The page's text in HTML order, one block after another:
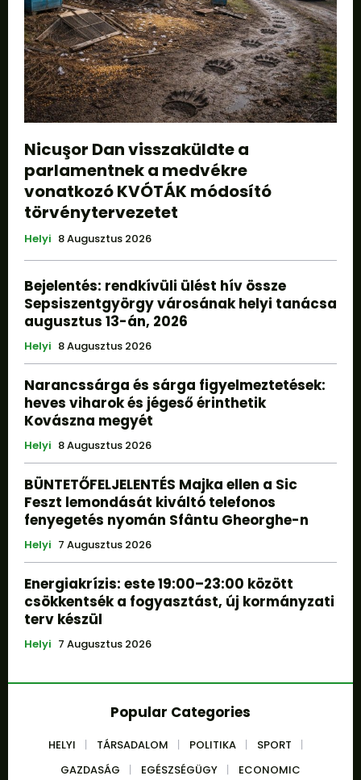
Nicuşor Dan visszaküldte a
parlamentnek a medvékre
vonatkozó KVÓTÁK módosító
törvénytervezetet
Helyi 8 Augusztus 2026
Bejelentés: rendkívüli ülést hív össze
Sepsiszentgyörgy városának helyi tanácsa
augusztus 13-án, 2026
Helyi 8 Augusztus 2026
Narancssárga és sárga figyelmeztetések:
heves viharok és jégeső érinthetik
Kovászna megyét
Helyi 8 Augusztus 2026
BÜNTETŐFELJELENTÉS Majka ellen a Sic
Feszt lemondását kiváltó telefonos
fenyegetés nyomán Sfântu Gheorghe-n
Helyi 7 Augusztus 2026
Energiakrízis: este 19:00–23:00 között
csökkentsék a fogyasztást, új kormányzati
terv készül
Helyi 7 Augusztus 2026
Popular Categories
HELYI TÁRSADALOM POLITIKA
SPORT
GAZDASÁG
EGÉSZSÉGÜGY ECONOMIC